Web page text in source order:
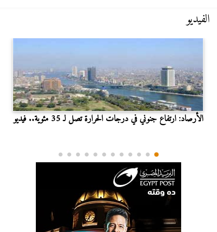
الفيديو
الأرصاد: ارتفاع جنوني في درجات الحرارة تصل لـ 35 مئوية.. فيديو